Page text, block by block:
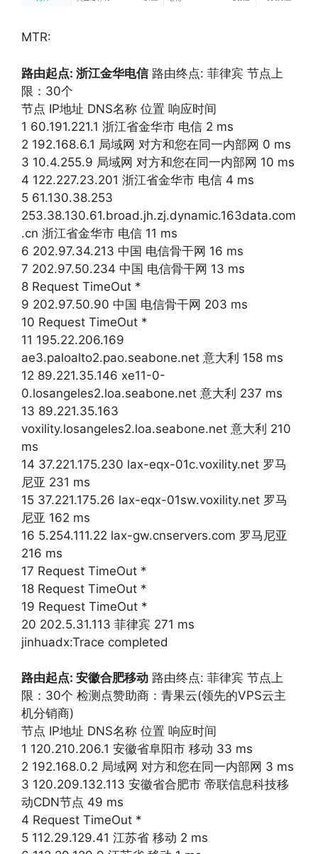
MTR:
路由起点: 浙江金华电信路由终点: 菲律宾 节点上
限：30个
节点 IP地址 DNS名称 位置 响应时间
1 60.191.221.1 浙江省金华市 电信 2 ms
2 192.168.6.1 局域网 对方和您在同一内部网 0 ms
3 10.4.255.9 局域网 对方和您在同一内部网 10 ms
4 122.227.23.201 浙江省金华市 电信 4 ms
5 61.130.38.253
253.38.130.61.broad.jh.zj.dynamic.163data.com
.cn 浙江省金华市 电信 11 ms
6 202.97.34.213 中国 电信骨干网 16 ms
7 202.97.50.234 中国 电信骨干网 13 ms
8 Request TimeOut *
9 202.97.50.90 中国 电信骨干网 203 ms
10 Request TimeOut *
11 195.22.206.169
ae3.paloalto2.pao.seabone.net 意大利 158 ms
12 89.221.35.146 xe11-0-
0.losangeles2.loa.seabone.net 意大利 237 ms
13 89.221.35.163
voxility.losangeles2.loa.seabone.net 意大利 210
ms
14 37.221.175.230 lax-eqx-01c.voxility.net 罗马
尼亚 231 ms
15 37.221.175.26 lax-eqx-01sw.voxility.net 罗马
尼亚 162 ms
16 5.254.111.22 lax-gw.cnservers.com 罗马尼亚
216 ms
17 Request TimeOut *
18 Request TimeOut *
19 Request TimeOut *
20 202.5.31.113 菲律宾 271 ms
jinhuadx:Trace completed
路由起点: 安徽合肥移动 路由终点: 菲律宾 节点上
限：30个 检测点赞助商：青果云(领先的VPS云主
机分销商)
节点 IP地址 DNS名称 位置 响应时间
1 120.210.206.1 安徽省阜阳市 移动 33 ms
2 192.168.0.2 局域网 对方和您在同一内部网 3 ms
3 120.209.132.113 安徽省合肥市 帝联信息科技移
动CDN节点 49 ms
4 Request TimeOut *
5 112.29.129.41 江苏省 移动 2 ms